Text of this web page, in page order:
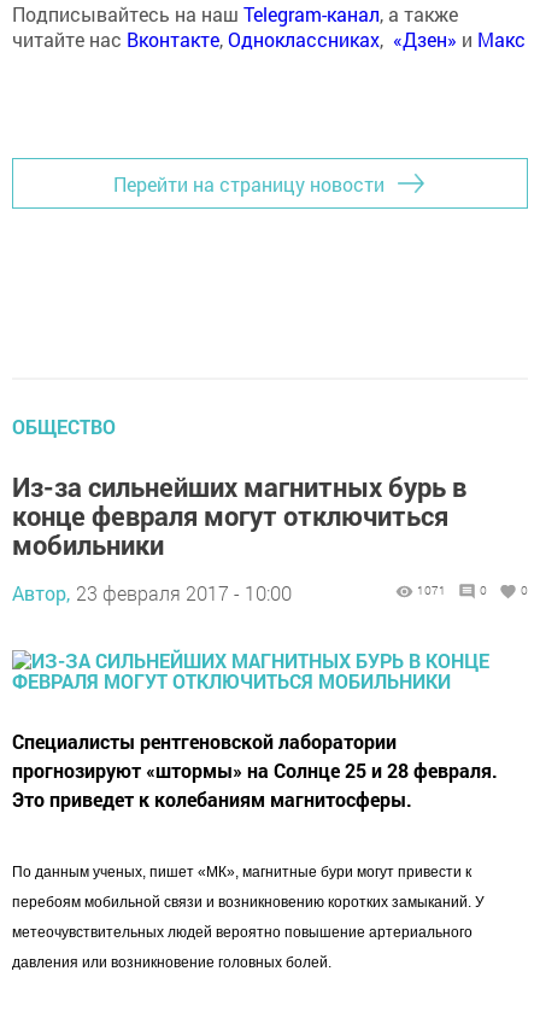
Подписывайтесь на наш Telegram-канал, а также
читайте нас Вконтакте,Одноклассниках, «Дзен» и Макс
Перейти на страницу новости
ОБЩЕСТВО
Из-за сильнейших магнитных бурь в
конце февраля могут отключиться
мобильники
Автор, 23 февраля 2017 - 10:00 1071 0 0
Специалисты рентгеновской лаборатории
прогнозируют «штормы» на Солнце 25 и 28 февраля.
Это приведет к колебаниям магнитосферы.
По данным ученых, пишет «МК», магнитные бури могут привести к
перебоям мобильной связи и возникновению коротких замыканий. У
метеочувствительных людей вероятно повышение артериального
давления или возникновение головных болей.